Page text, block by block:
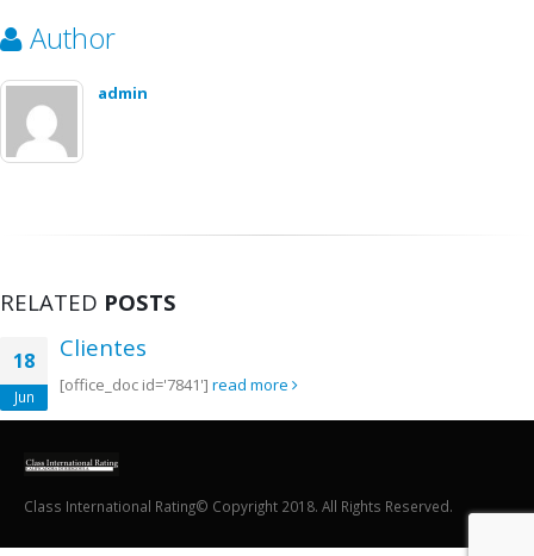
Author
admin
RELATED POSTS
18
Jun
Clientes
[office_doc id='7841'] read more
Class International Rating© Copyright 2018. All Rights Reserved.